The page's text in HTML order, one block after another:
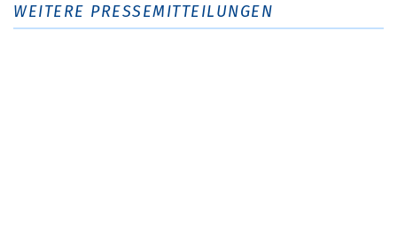
WEITERE PRESSEMITTEILUNGEN